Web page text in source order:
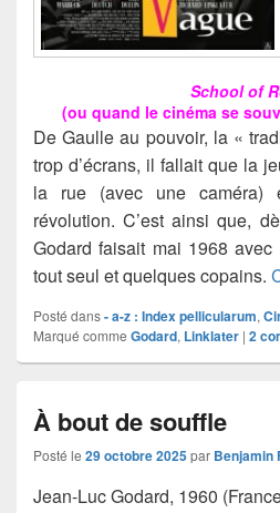
School of
(ou quand le cinéma se
De Gaulle au pouvoir, la «
trop d’écrans, il fallait que la
la rue (avec une caméra)
révolution. C’est ainsi que,
Godard faisait mai 1968 avec
tout seul et quelques copains.
Posté dans- a-z : Index pellicularum,
Marqué comme Godard, Linklater | 2
À bout de souffle
Posté le 29 octobre 2025par Benjamin
Jean-Luc Godard, 1960